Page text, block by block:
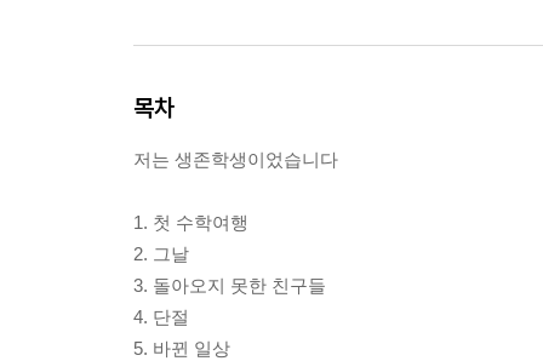
목차
저는 생존학생이었습니다
1. 첫 수학여행
2. 그날
3. 돌아오지 못한 친구들
4. 단절
5. 바뀐 일상